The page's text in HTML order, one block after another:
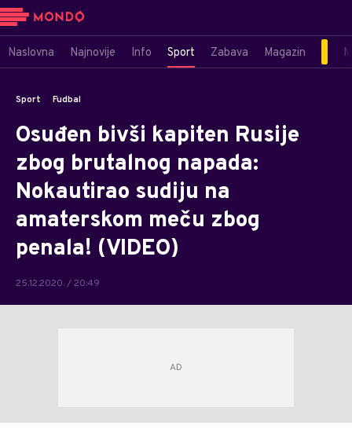
Naslovna Najnovije Info Sport Zabava Magazin
Sport Fudbal
Osuđen bivši kapiten Rusije
zbog brutalnog napada:
Nokautirao sudiju na
amaterskom meču zbog
penala! (VIDEO)
25.12.2020. / 20:49